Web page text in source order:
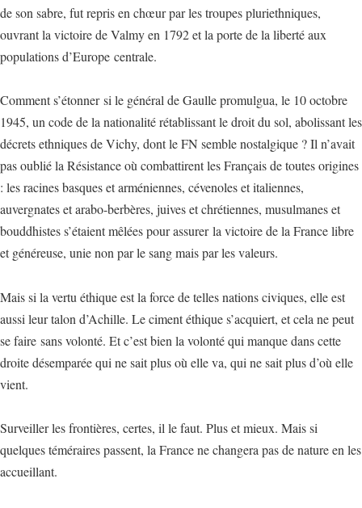
de son sabre, fut repris en chœur par les troupes pluriethniques,
ouvrant la victoire de Valmy en 1792 et la porte de la liberté aux
populations d’Europe centrale.
Comment s’étonner si le général de Gaulle promulgua, le 10 octobre
1945, un code de la nationalité rétablissant le droit du sol, abolissant les
décrets ethniques de Vichy, dont le FN semble nostalgique ? Il n’avait
pas oublié la Résistance où combattirent les Français de toutes origines
: les racines basques et arméniennes, cévenoles et italiennes,
auvergnates et arabo-berbères, juives et chrétiennes, musulmanes et
bouddhistes s’étaient mêlées pour assurer la victoire de la France libre
et généreuse, unie non par le sang mais par les valeurs.
Mais si la vertu éthique est la force de telles nations civiques, elle est
aussi leur talon d’Achille. Le ciment éthique s’acquiert, et cela ne peut
se faire sans volonté. Et c’est bien la volonté qui manque dans cette
droite désemparée qui ne sait plus où elle va, qui ne sait plus d’où elle
vient.
Surveiller les frontières, certes, il le faut. Plus et mieux. Mais si
quelques téméraires passent, la France ne changera pas de nature en les
accueillant.